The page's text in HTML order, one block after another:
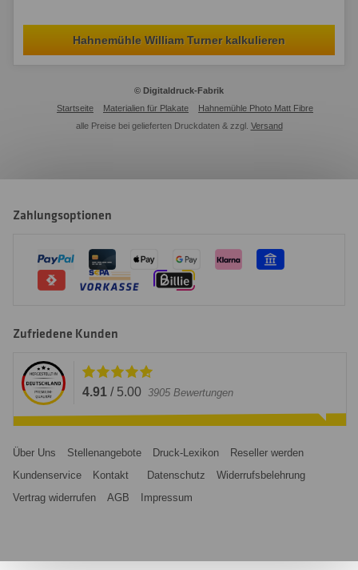
Hahnemühle William Turner kalkulieren
© Digitaldruck-Fabrik
Startseite
Materialien für Plakate
Hahnemühle Photo Matt Fibre
alle Preise bei gelieferten Druckdaten & zzgl. Versand
Zahlungsoptionen
Zufriedene Kunden
4.91 / 5.00 3905 Bewertungen
Über Uns Stellenangebote Druck-Lexikon
Reseller werden
Kundenservice
Kontakt Datenschutz
Widerrufsbelehrung
Vertrag widerrufen
AGB Impressum